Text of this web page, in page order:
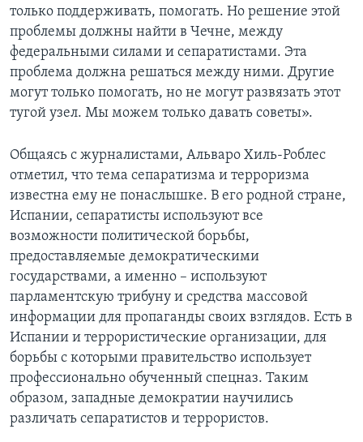
только поддерживать, помогать. Но решение этой
проблемы должны найти в Чечне, между
федеральными силами и сепаратистами. Эта
проблема должна решаться между ними. Другие
могут только помогать, но не могут развязать этот
тугой узел. Мы можем только давать советы».
Общаясь с журналистами, Альваро Хиль-Роблес
отметил, что тема сепаратизма и терроризма
известна ему не понаслышке. В его родной стране,
Испании, сепаратисты используют все
возможности политической борьбы,
предоставляемые демократическими
государствами, а именно – используют
парламентскую трибуну и средства массовой
информации для пропаганды своих взглядов. Есть в
Испании и террористические организации, для
борьбы с которыми правительство использует
профессионально обученный спецназ. Таким
образом, западные демократии научились
различать сепаратистов и террористов.